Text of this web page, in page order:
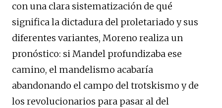
con una clara sistematización de qué
significa la dictadura del proletariado y sus
diferentes variantes, Moreno realiza un
pronóstico: si Mandel profundizaba ese
camino, el mandelismo acabaría
abandonando el campo del trotskismo y de
los revolucionarios para pasar al del